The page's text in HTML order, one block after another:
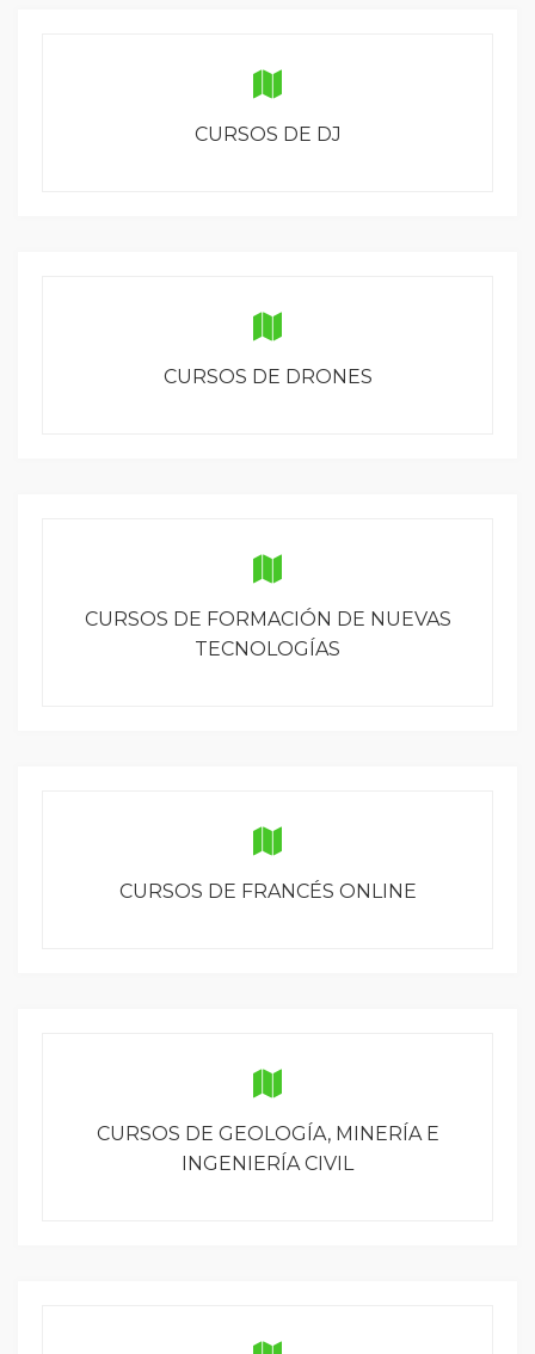
CURSOS DE DJ
CURSOS DE DRONES
CURSOS DE FORMACIÓN DE NUEVAS
TECNOLOGÍAS
CURSOS DE FRANCÉS ONLINE
CURSOS DE GEOLOGÍA, MINERÍA E
INGENIERÍA CIVIL